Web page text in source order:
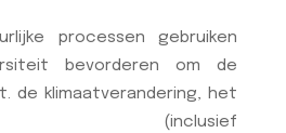
processen gebruiken
bevorderen om de
de klimaatverandering, het
(inclusief